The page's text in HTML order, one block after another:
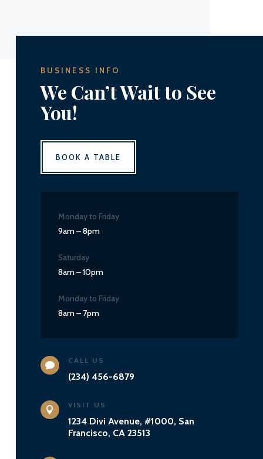
BUSINESS INFO
We Can’t Wait to See
You!
BOOK A TABLE
Monday to Friday
9am – 8pm
Saturday
8am – 10pm
Monday to Friday
8am – 7pm

CALL US
(234) 456-6879

VISIT US
1234 Divi Avenue, #1000, San
Francisco, CA 23513